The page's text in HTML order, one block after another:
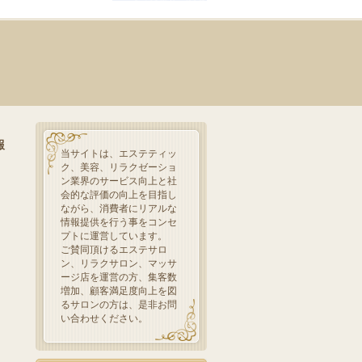
当サイトは、エステティッ
ク、美容、リラクゼーショ
ン業界のサービス向上と社
会的な評価の向上を目指し
ながら、消費者にリアルな
情報提供を行う事をコンセ
プトに運営しています。
ご賛同頂けるエステサロ
ン、リラクサロン、マッサ
ージ店を運営の方、集客数
増加、顧客満足度向上を図
るサロンの方は、是非お問
い合わせください。